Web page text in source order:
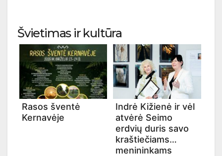
Švietimas ir kultūra
Rasos šventė
Kernavėje
Indrė Kižienė ir vėl
atvėrė Seimo
erdvių duris savo
kraštiečiams
menininkams